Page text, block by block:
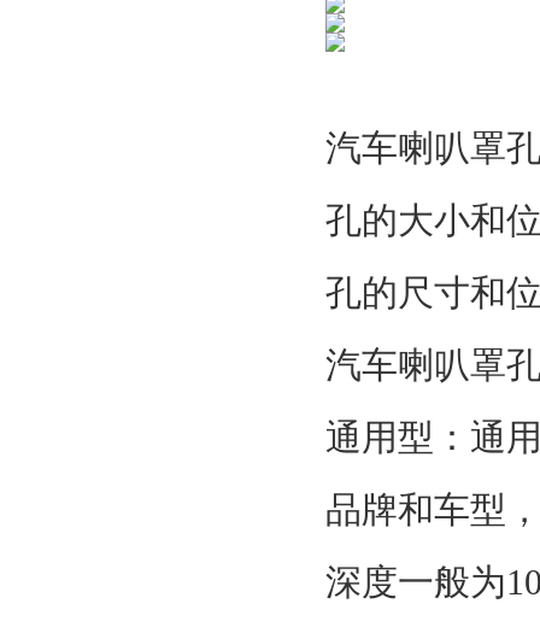
汽车喇叭罩
孔的大小和
孔的尺寸和
汽车喇叭罩
通用型：通
品牌和车型
深度一般为